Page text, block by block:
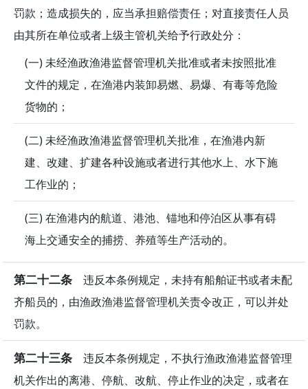
罚款；造成损失的，应当承担赔偿责任；对直接责任人员
由其所在单位或者上级主管机关给予行政处分：
(一) 未经渔政渔港监督管理机关批准或者未按照批准
文件的规定，在渔港内装卸易燃、易爆、有毒等危险
货物的；
(二) 未经渔政渔港监督管理机关批准，在渔港内新
建、改建、扩建各种设施或者进行其他水上、水下施
工作业的；
(三) 在渔港内的航道、港池、锚地和停泊区从事有碍
海上交通安全的捕捞、养殖等生产活动的。
第二十二条 违反本条例规定，未持有船舶证书或者未配
齐船员的，由渔政渔港监督管理机关责令改正，可以并处
罚款。
第二十三条 违反本条例规定，不执行渔政渔港监督管理
机关作出的离港、停航、改航、停止作业的决定，或者在